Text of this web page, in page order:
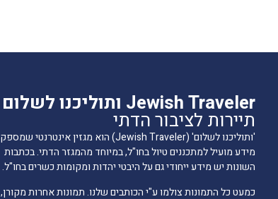
Jewish Traveler ותוליכנו לשלום
תיירות לציבור הדתי
'ותוליכנו לשלום' (Jewish Traveler) הוא מגזין אינטרנטי שמספק
מידע מועיל למתכננים טיול בחו"ל, במיוחד מהמגזר הדתי. בכתבות
השונות יש מידע ייחודי גם על היבטי יהדות ומקומות כשרים בחו"ל.
כמעט כל התמונות צולמו ע"י הכותבים שלנו. תמונות אחרות מקורן,